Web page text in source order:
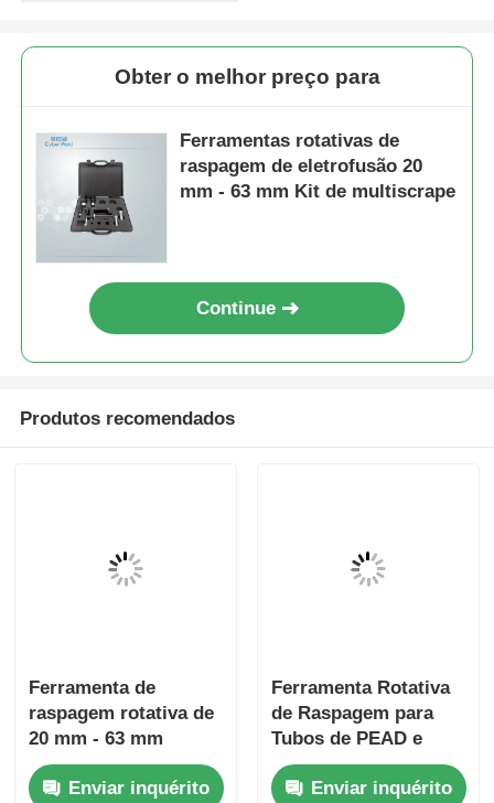
Obter o melhor preço para
Ferramentas rotativas de
raspagem de eletrofusão 20
mm - 63 mm Kit de multiscrape
Continue
Produtos recomendados
Ferramenta de
raspagem rotativa de
20 mm - 63 mm
Ferramentas de
eletrofusão
Enviar inquérito
Ferramenta Rotativa
de Raspagem para
Tubos de PEAD e
PEAD, Ferramentas
Leves para
Enviar inquérito